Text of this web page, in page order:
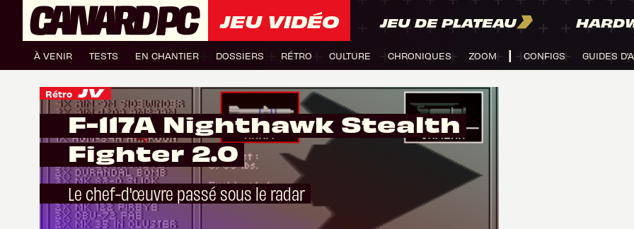
JEU VIDÉO JEU DE PLATEAU
À VENIR TESTS EN CHANTIER DOSSIERS RÉTRO CULTURE CHRONIQUES ZOOM CONFIGS GUIDES
Rétro
F-117A Nighthawk Stealth
Fighter 2.0
Le chef-d'œuvre passé sous le radar